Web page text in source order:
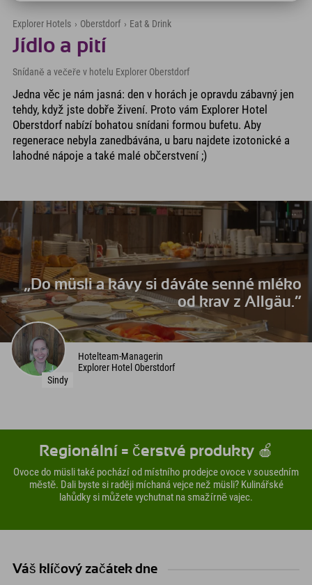
Explorer Hotels › Oberstdorf › Eat & Drink
Jídlo a pití
Snídaně a večeře v hotelu Explorer Oberstdorf
Jedna věc je nám jasná: den v horách je opravdu zábavný jen
tehdy, když jste dobře živení. Proto vám Explorer Hotel
Oberstdorf nabízí bohatou snídani formou bufetu. Aby
regenerace nebyla zanedbávána, u baru najdete izotonické a
lahodné nápoje a také malé občerstvení ;)
„Do müsli a kávy si dáváte senné mléko
od krav z Allgäu.“
Sindy
Hotelteam-Managerin
Explorer Hotel Oberstdorf
Regionální = čerstvé produkty 🍎
Ovoce do müsli také pochází od místního prodejce ovoce v sousedním
městě. Dali byste si raději míchaná vejce než müsli? Kulinářské
lahůdky si můžete vychutnat na smažírně vajec.
Váš klíčový začátek dne